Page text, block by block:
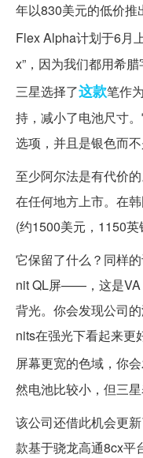
年以830美元的低价
Flex Alpha计划于6月
x”，因为我们都用希
三星选择了这款笔作
持，减小了电池尺寸
选项，并且是银色而不
至少阿尔法是有代价
在任何地方上市。在
(约1500美元，1150英
它保留了什么？同样
nit QL屏——，这是VA
背光。你会发现公司
nits在强光下看起来更
屏幕更宽的色域，你
然电池比较小，但三
该公司还借此机会更
款基于骁龙高通8cx平